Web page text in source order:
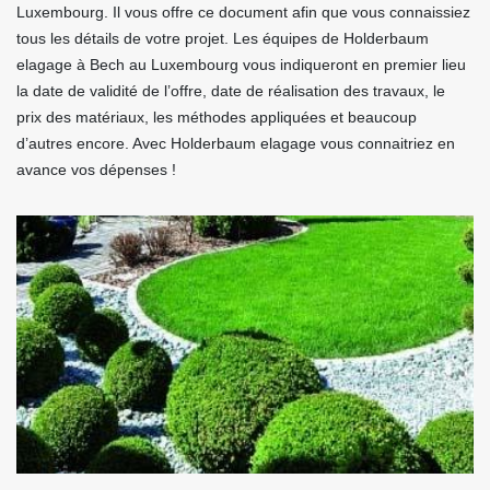
Luxembourg. Il vous offre ce document afin que vous connaissiez
tous les détails de votre projet. Les équipes de Holderbaum
elagage à Bech au Luxembourg vous indiqueront en premier lieu
la date de validité de l’offre, date de réalisation des travaux, le
prix des matériaux, les méthodes appliquées et beaucoup
d’autres encore. Avec Holderbaum elagage vous connaitriez en
avance vos dépenses !